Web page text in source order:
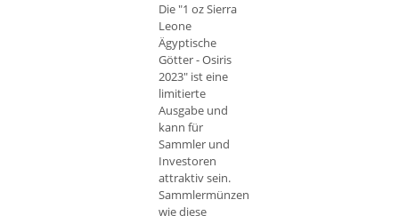
Die "1 oz Sierra
Leone
Ägyptische
Götter - Osiris
2023" ist eine
limitierte
Ausgabe und
kann für
Sammler und
Investoren
attraktiv sein.
Sammlermünzen
wie diese